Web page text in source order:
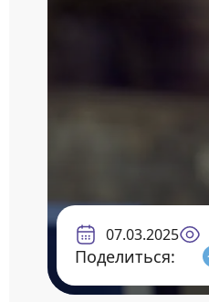
07.03.2025
Поделиться: